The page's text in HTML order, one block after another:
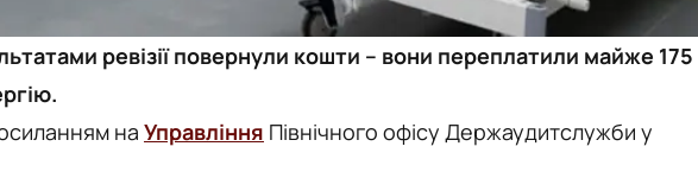
ревізії повернули кошти – вони переплатили майже 175
на Управління Північного офісу Держаудитслужби у